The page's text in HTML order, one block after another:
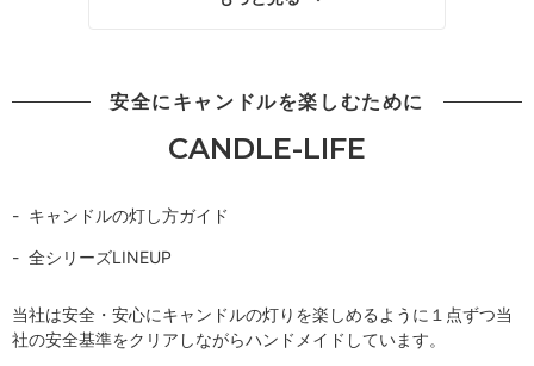
安全にキャンドルを楽しむために
CANDLE-LIFE
キャンドルの灯し方ガイド
全シリーズLINEUP
当社は安全・安心にキャンドルの灯りを楽しめるように１点ずつ当
社の安全基準をクリアしながらハンドメイドしています。